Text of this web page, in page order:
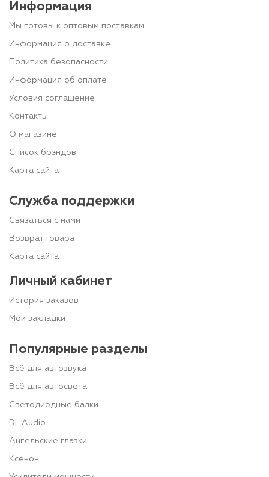
Информация
Мы готовы к оптовым поставкам
Информация о доставке
Политика безопасности
Информация об оплате
Условия соглашение
Контакты
О магазине
Список брэндов
Карта сайта
Служба поддержки
Связаться с нами
Возврат товара
Карта сайта
Личный кабинет
История заказов
Мои закладки
Популярные разделы
Всё для автозвука
Всё для автосвета
Светодиодные балки
DL Audio
Ангельские глазки
Ксенон